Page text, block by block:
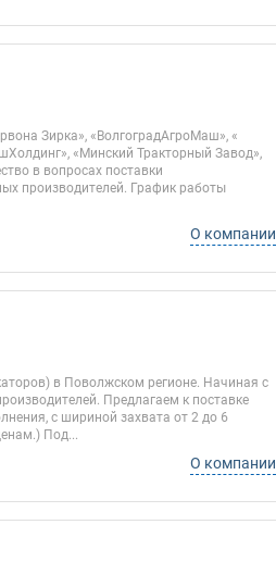
Зирка», «ВолгоградАгроМаш», «
«Минский Тракторный Завод»,
в вопросах поставки
производителей. График работы
О компании
в Поволжском регионе. Начиная с
Предлагаем к поставке
с шириной захвата от 2 до 6
Под...
О компании